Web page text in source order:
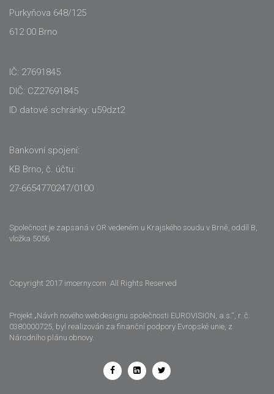
Purkyňova 648/125
612 00 Brno
IČ: 27691845
DIČ: CZ27691845
ID datové schránky: u59dzt2
Bankovní spojení:
KB Brno, č. účtu:
27-6654770247/0100
Společnost je zapsaná v OR vedeném u Krajského soudu v Brně, oddíl B,
vložka 5056
Copyright 2017 imcerny.com All Rights Reserved
Projekt „Návrh nového webdesignu společnosti EUROVISION, a.s.“, r. č.
0380000725, byl realizován za finanční podpory Evropské unie, z
Národního plánu obnovy.